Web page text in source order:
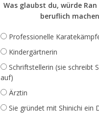
Was glaubst du, würde
beruflich
Professionelle
Kindergärtnerin
Schriftstellerin (sie schreibt
auf)
Ärztin
Sie gründet mit Shinichi ein